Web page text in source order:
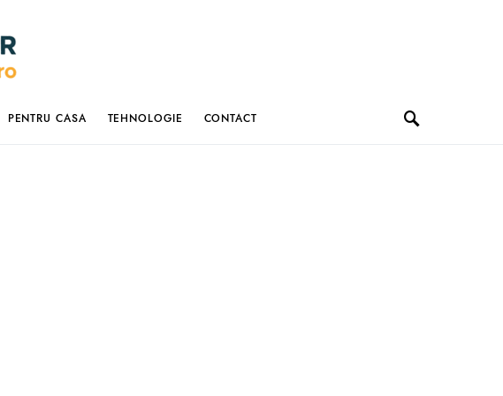
PENTRU CASA TEHNOLOGIE CONTACT